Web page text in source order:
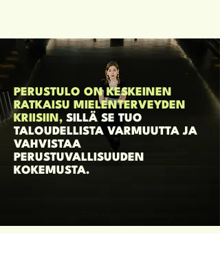
PERUSTULO ON KESKEINEN
RATKAISU MIELENTERVEYDEN
KRIISIIN, SILLÄ SE TUO
TALOUDELLISTA VARMUUTTA JA
VAHVISTAA
PERUSTUVALLISUUDEN
KOKEMUSTA.